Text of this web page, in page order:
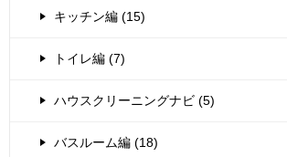
キッチン編 (15)
トイレ編 (7)
ハウスクリーニングナビ (5)
バスルーム編 (18)